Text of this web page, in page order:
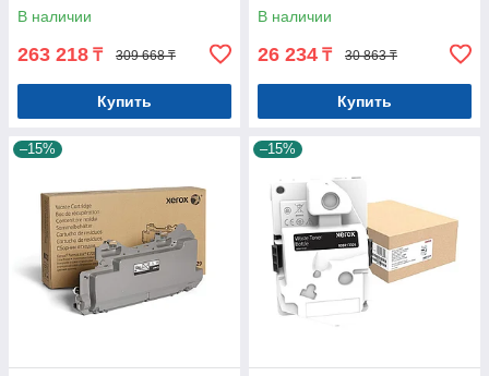
В наличии
263 218 ₸ 309 668 ₸
Купить
В наличии
26 234 ₸ 30 863 ₸
Купить
–15% –15%